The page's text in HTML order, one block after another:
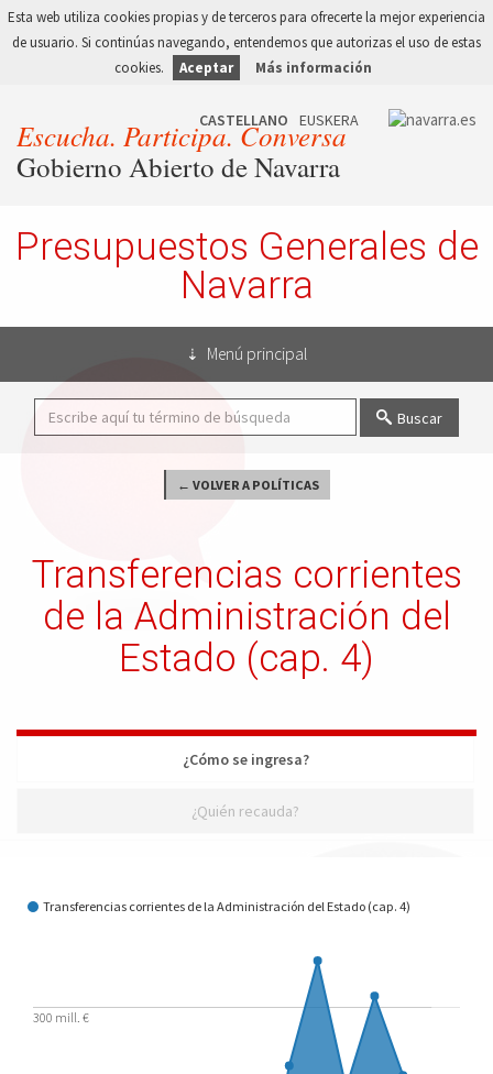
Esta web utiliza cookies propias y de terceros para ofrecerte la mejor experiencia
de usuario. Si continúas navegando, entendemos que autorizas el uso de estas
cookies.
Aceptar Más información
Escucha. Participa. Conversa
Gobierno Abierto de Navarra
Presupuestos Generales de
Navarra
Menú principal
Buscar
← VOLVER A POLÍTICAS
Transferencias corrientes
de la Administración del
Estado (cap. 4)
¿Cómo se ingresa?
¿Quién recauda?
¿Cómo se ingresa?
Transferencias corrientes de la Administración del Estado (cap. 4)
300 mill. €